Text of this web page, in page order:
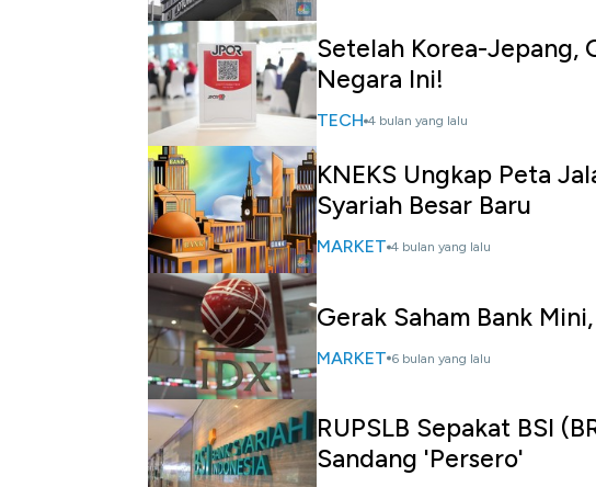
Setelah Korea-Jepang,
Negara Ini!
TECH 4 bulan yang lalu
KNEKS Ungkap Peta
Syariah Besar Baru
MARKET 4 bulan yang lalu
Gerak Saham Bank
MARKET 6 bulan yang lalu
RUPSLB Sepakat BSI
Sandang 'Persero'